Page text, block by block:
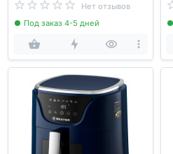
Нет отзывов
Под заказ 4-5 дней